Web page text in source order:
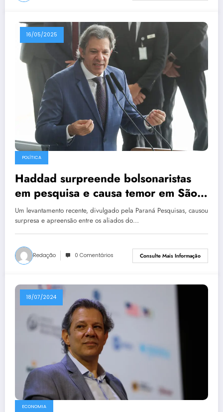
16/05/2025
POLÍTICA
Haddad surpreende bolsonaristas
em pesquisa e causa temor em São
Paulo
Um levantamento recente, divulgado pela Paraná Pesquisas, causou
surpresa e apreensão entre os aliados do…
Redação 0 Comentários Consulte Mais Informação
18/07/2024
ECONOMIA